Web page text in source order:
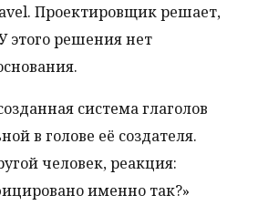
Проектировщик решает,
этого решения нет
система глаголов
в голове её создателя.
человек, реакция:
именно так?»